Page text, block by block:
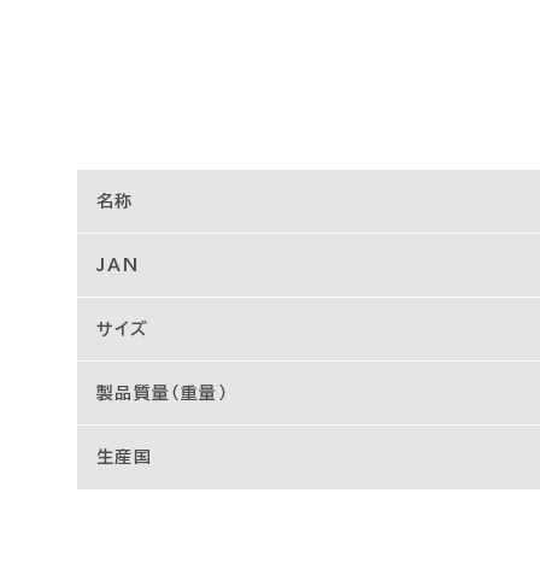
名称
JAN
サイズ
製品質量（重量）
生産国